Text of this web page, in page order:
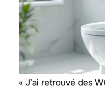
« J’ai retrouvé des